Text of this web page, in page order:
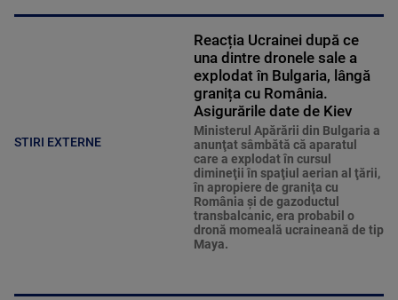
STIRI EXTERNE
Reacția Ucrainei după ce
una dintre dronele sale a
explodat în Bulgaria, lângă
granița cu România.
Asigurările date de Kiev
Ministerul Apărării din Bulgaria a
anunţat sâmbătă că aparatul
care a explodat în cursul
dimineţii în spaţiul aerian al ţării,
în apropiere de graniţa cu
România şi de gazoductul
transbalcanic, era probabil o
dronă momeală ucraineană de tip
Maya.